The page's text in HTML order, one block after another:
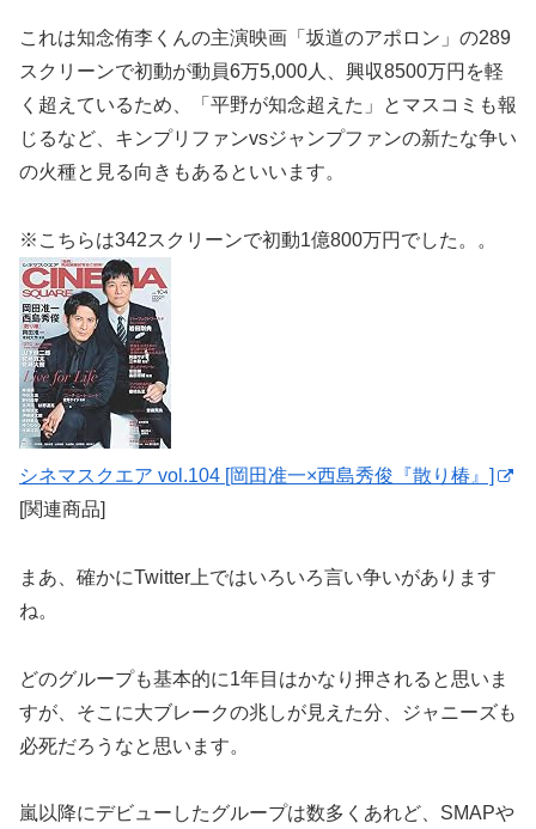
これは知念侑李くんの主演映画「坂道のアポロン」の289
スクリーンで初動が動員6万5,000人、興収8500万円を軽
く超えているため、「平野が知念超えた」とマスコミも報
じるなど、キンプリファンvsジャンプファンの新たな争い
の火種と見る向きもあるといいます。
※こちらは342スクリーンで初動1億800万円でした。。
シネマスクエア vol.104 [岡田准一×西島秀俊『散り椿』]
[関連商品]
まあ、確かにTwitter上ではいろいろ言い争いがあります
ね。
どのグループも基本的に1年目はかなり押されると思いま
すが、そこに大ブレークの兆しが見えた分、ジャニーズも
必死だろうなと思います。
嵐以降にデビューしたグループは数多くあれど、SMAPや